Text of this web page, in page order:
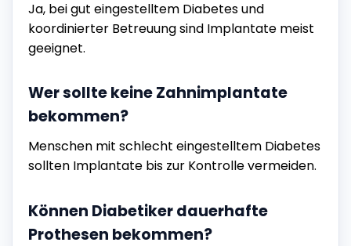
Ja, bei gut eingestelltem Diabetes und
koordinierter Betreuung sind Implantate meist
geeignet.
Wer sollte keine Zahnimplantate
bekommen?
Menschen mit schlecht eingestelltem Diabetes
sollten Implantate bis zur Kontrolle vermeiden.
Können Diabetiker dauerhafte
Prothesen bekommen?